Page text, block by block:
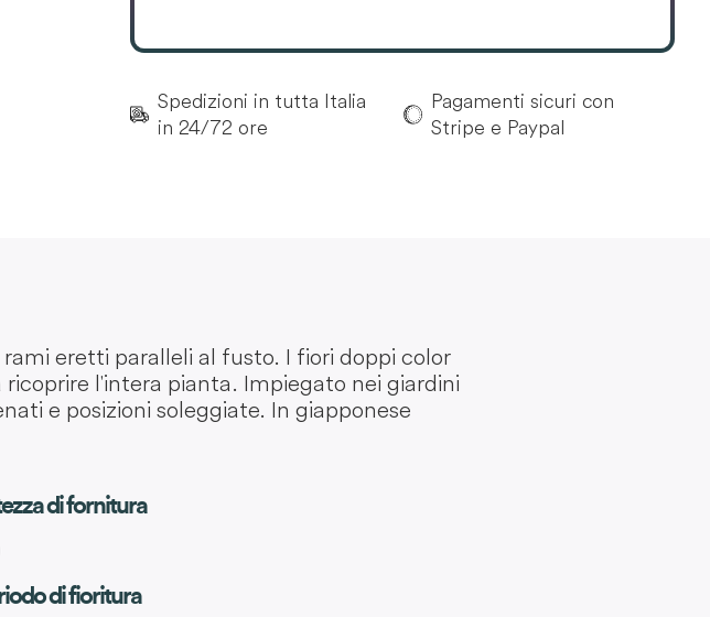
Spedizioni in tutta Italia
in 24/72 ore
Pagamenti sicuri con
Stripe e Paypal
eretti paralleli al fusto. I fiori doppi color
l'intera pianta. Impiegato nei giardini
e posizioni soleggiate. In giapponese
di fornitura
di fioritura